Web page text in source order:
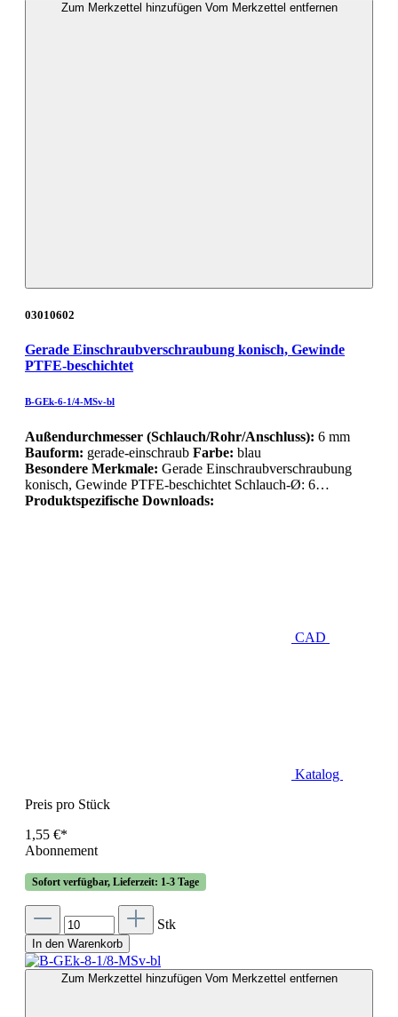
Zum Merkzettel hinzufügen Vom Merkzettel entfernen
03010602
Gerade Einschraubverschraubung konisch, Gewinde
PTFE-beschichtet
B-GEk-6-1/4-MSv-bl
Außendurchmesser (Schlauch/Rohr/Anschluss): 6 mm
Bauform: gerade-einschraub Farbe: blau
Besondere Merkmale: Gerade Einschraubverschraubung
konisch, Gewinde PTFE-beschichtet Schlauch-Ø: 6…
Produktspezifische Downloads:
CAD
Katalog
Preis pro Stück
1,55 €*
Abonnement
Sofort verfügbar, Lieferzeit: 1-3 Tage
Stk
In den Warenkorb
Zum Merkzettel hinzufügen Vom Merkzettel entfernen